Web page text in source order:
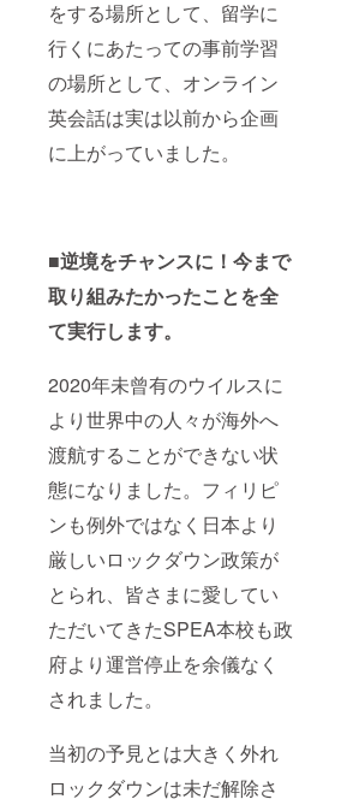
をする場所として、留学に
行くにあたっての事前学習
の場所として、オンライン
英会話は実は以前から企画
に上がっていました。
■逆境をチャンスに！今まで
取り組みたかったことを全
て実行します。
2020年未曾有のウイルスに
より世界中の人々が海外へ
渡航することができない状
態になりました。フィリピ
ンも例外ではなく日本より
厳しいロックダウン政策が
とられ、皆さまに愛してい
ただいてきたSPEA本校も政
府より運営停止を余儀なく
されました。
当初の予見とは大きく外れ
ロックダウンは未だ解除さ